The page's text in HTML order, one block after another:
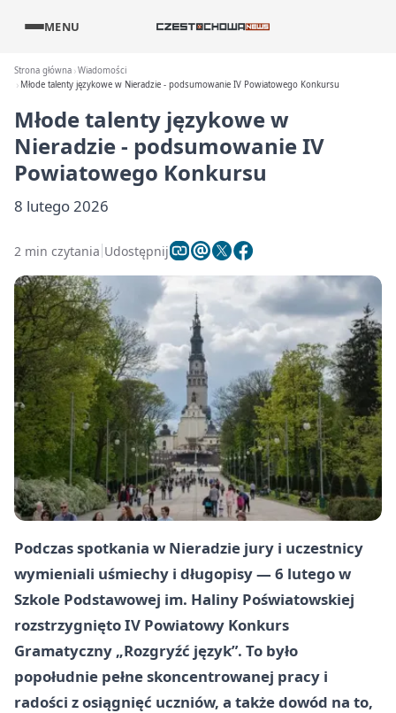
MENU
Strona główna Wiadomości
Młode talenty językowe w Nieradzie - podsumowanie IV Powiatowego Konkursu
Młode talenty językowe w
Nieradzie - podsumowanie IV
Powiatowego Konkursu
8 lutego 2026
2 min czytania Udostępnij
Podczas spotkania w Nieradzie jury i uczestnicy
wymieniali uśmiechy i długopisy — 6 lutego w
Szkole Podstawowej im. Haliny Poświatowskiej
rozstrzygnięto IV Powiatowy Konkurs
Gramatyczny „Rozgryźć język”. To było
popołudnie pełne skoncentrowanej pracy i
radości z osiągnięć uczniów, a także dowód na to,